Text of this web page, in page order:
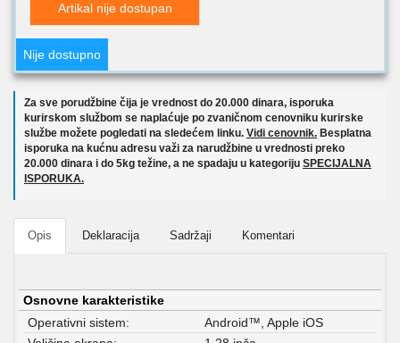
Artikal nije dostupan
Nije dostupno
Za sve porudžbine čija je vrednost do 20.000 dinara, isporuka
kurirskom službom se naplaćuje po zvaničnom cenovniku kurirske
službe možete pogledati na sledećem linku. Vidi cenovnik. Besplatna
isporuka na kućnu adresu važi za narudžbine u vrednosti preko
20.000 dinara i do 5kg težine, a ne spadaju u kategoriju SPECIJALNA
ISPORUKA.
Opis Deklaracija Sadržaji Komentari
Osnovne karakteristike
Operativni sistem:
Android™, Apple iOS